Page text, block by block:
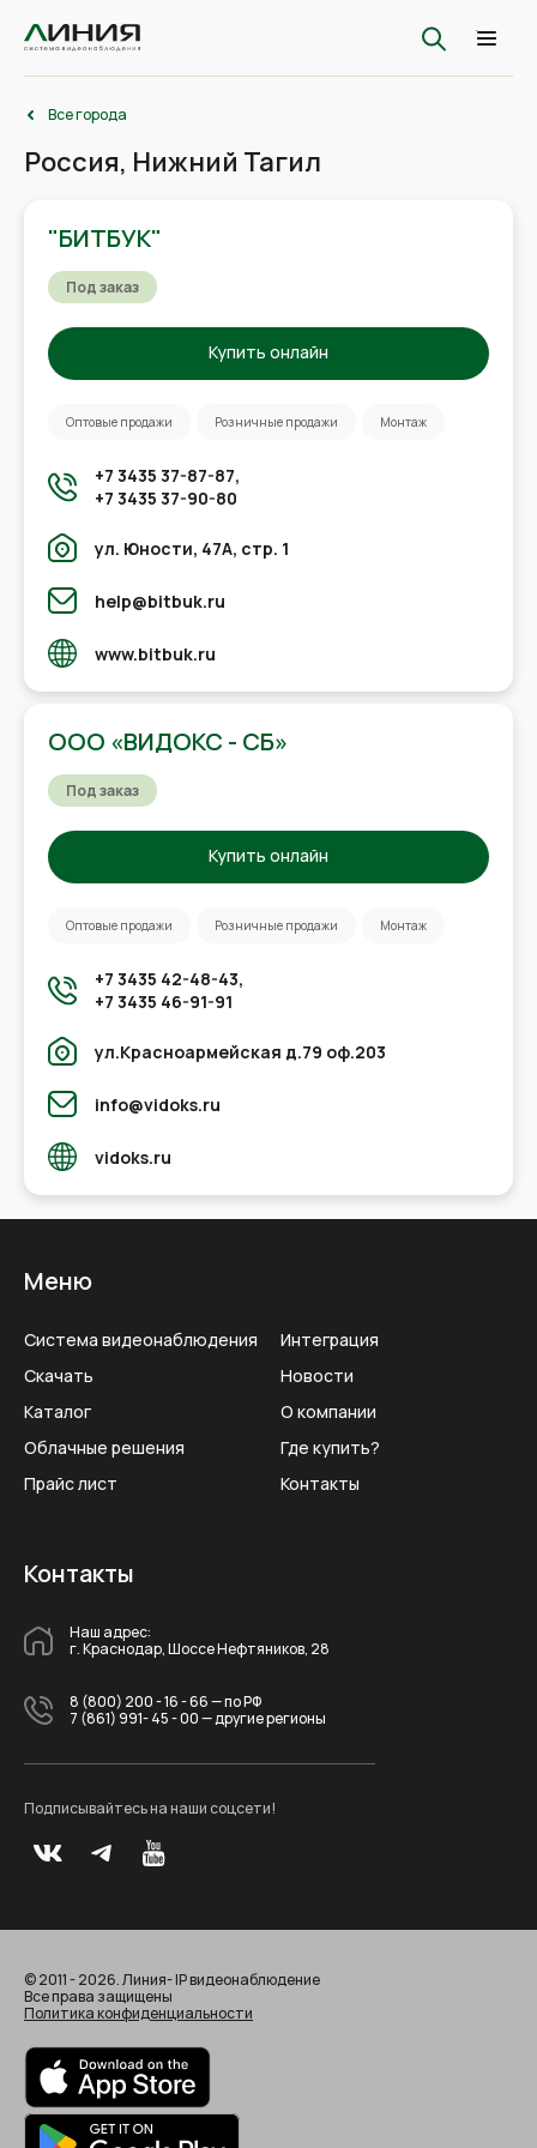
Все города
Россия, Нижний Тагил
"БИТБУК"
Под заказ
Купить онлайн
Оптовые продажи Розничные продажи Монтаж
+7 3435 37-87-87,
+7 3435 37-90-80
ул. Юности, 47А, стр. 1
help@bitbuk.ru
www.bitbuk.ru
ООО «ВИДОКС - СБ»
Под заказ
Купить онлайн
Оптовые продажи Розничные продажи Монтаж
+7 3435 42-48-43,
+7 3435 46-91-91
ул.Красноармейская д.79 оф.203
info@vidoks.ru
vidoks.ru
Контакты
Наш адрес:
г. Краснодар, Шоссе Нефтяников, 28
8 (800) 200 - 16 - 66— по РФ
7 (861) 991- 45 - 00— другие регионы
Подписывайтесь на наши соцсети!
Меню
Система видеонаблюдения
Скачать
Каталог
Облачные решения
Прайс лист
Интеграция
Новости
О компании
Где купить?
Контакты
© 2011 - 2026. Линия- IP видеонаблюдение
Все права защищены
Политика конфиденциальности